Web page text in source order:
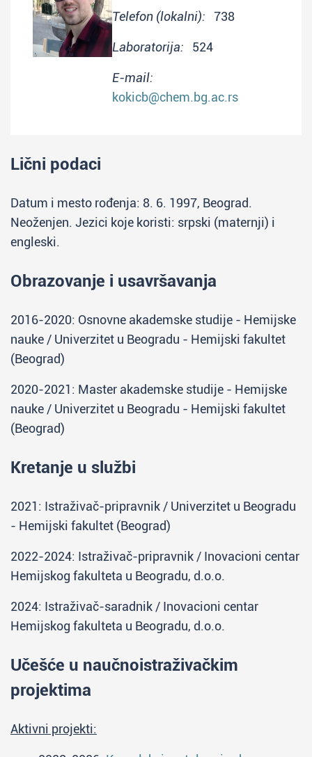
Telefon (lokalni): 738
Laboratorija: 524
E-mail:
kokicb@chem.bg.ac.rs
Lični podaci
Datum i mesto rođenja: 8. 6. 1997, Beograd.
Neoženjen. Jezici koje koristi: srpski (maternji) i
engleski.
Obrazovanje i usavršavanja
2016-2020: Osnovne akademske studije - Hemijske
nauke / Univerzitet u Beogradu - Hemijski fakultet
(Beograd)
2020-2021: Master akademske studije - Hemijske
nauke / Univerzitet u Beogradu - Hemijski fakultet
(Beograd)
Kretanje u službi
2021: Istraživač-pripravnik / Univerzitet u Beogradu
- Hemijski fakultet (Beograd)
2022-2024: Istraživač-pripravnik / Inovacioni centar
Hemijskog fakulteta u Beogradu, d.o.o.
2024: Istraživač-saradnik / Inovacioni centar
Hemijskog fakulteta u Beogradu, d.o.o.
Učešće u naučnoistraživačkim
projektima
Aktivni projekti: